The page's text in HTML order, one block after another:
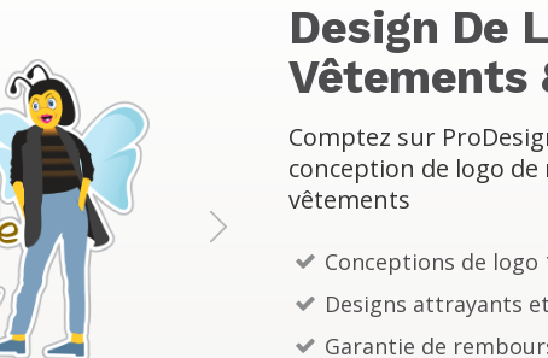
Design De
Vêtements
Comptez sur
conception de logo
vêtements
Conceptions de logo
Designs attrayants
Garantie de